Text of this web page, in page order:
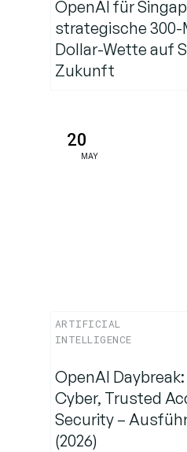
OpenAI für
strategische
Dollar-Wette auf
Zukunft
20
MAY
ARTIFICIAL
INTELLIGENCE
OpenAI
Cyber, Trusted
Security –
(2026)